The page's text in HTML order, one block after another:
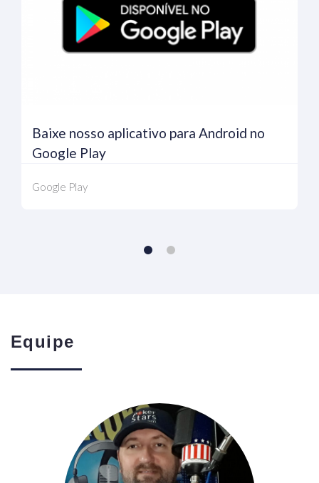
Baixe nosso aplicativo para Android no
Google Play
Google Play
Equipe